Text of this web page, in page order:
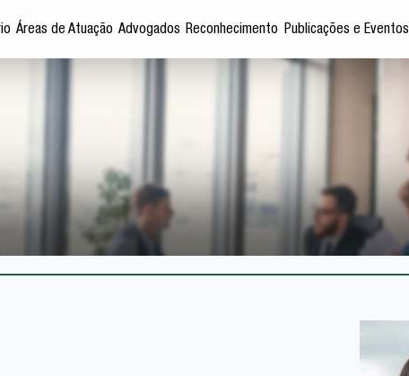
Áreas de Atuação Advogados Reconhecimento Publicações e Eventos